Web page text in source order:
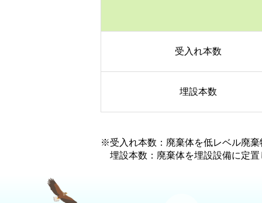
受入れ本数
埋設本数
※受入れ本数：廃棄体を低レベル廃
埋設本数：廃棄体を埋設設備に定置